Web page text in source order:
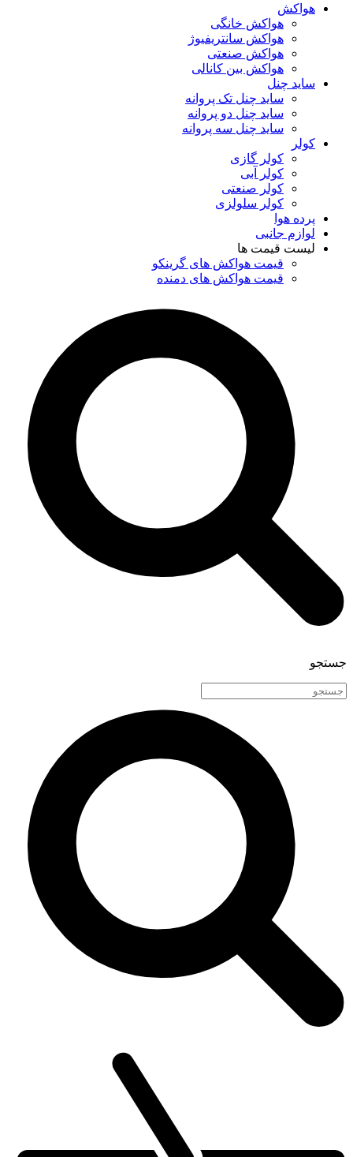
هواکش
هواکش خانگی
هواکش سانتریفیوژ
هواکش صنعتی
هواکش بین کانالی
ساید چنل
ساید چنل تک پروانه
ساید چنل دو پروانه
ساید چنل سه پروانه
کولر
کولر گازی
کولر آبی
کولر صنعتی
کولر سلولزی
پرده هوا
لوازم جانبی
لیست قیمت ها
قیمت هواکش های گرینکو
قیمت هواکش های دمنده
جستجو